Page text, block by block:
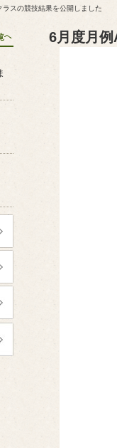
ラスの競技結果を公開しました
6月度月